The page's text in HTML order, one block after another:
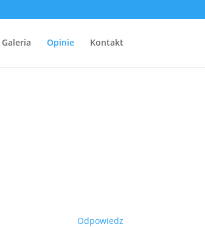
Galeria Opinie Kontakt
Odpowiedz